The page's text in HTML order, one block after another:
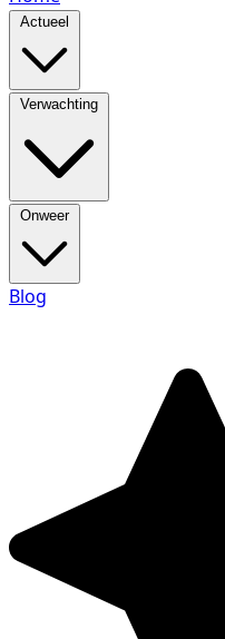
Actueel
Verwachting
Onweer
Blog